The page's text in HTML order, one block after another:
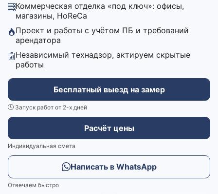
Коммерческая отделка «под ключ»: офисы,
магазины, HoReCa
Проект и работы с учётом ПБ и требований
арендатора
Независимый технадзор, актируем скрытые
работы
Бесплатный выезд на замер
Запуск работ от 2-х дней
Расчёт цены
Индивидуальная смета
Написать в WhatsApp
Отвечаем быстро